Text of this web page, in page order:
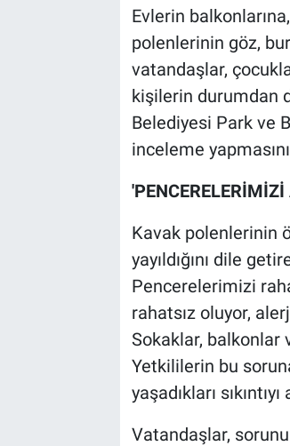
Evlerin
polenlerinin göz,
vatandaşlar,
kişilerin durumdan
Belediyesi Park ve
inceleme
Kavak polenlerinin
yayıldığını dile
Pencerelerimizi
rahatsız oluyor,
Sokaklar, balkonlar
Yetkililerin bu
yaşadıkları
Vatandaşlar,